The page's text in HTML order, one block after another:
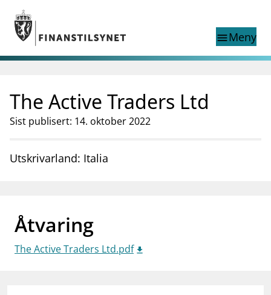
Gå til hovedinnhold
Gå til søkesiden
menuMeny
nettstedet
English
English
English home page
Tilsyn
Finanstilsynets registre
businessOm Finanstilsynet
mail_outlineKontakt oss
The Active Traders Ltd
Sist publisert: 14. oktober 2022
Utskrivarland: Italia
Åtvaring
The Active Traders Ltd.pdf